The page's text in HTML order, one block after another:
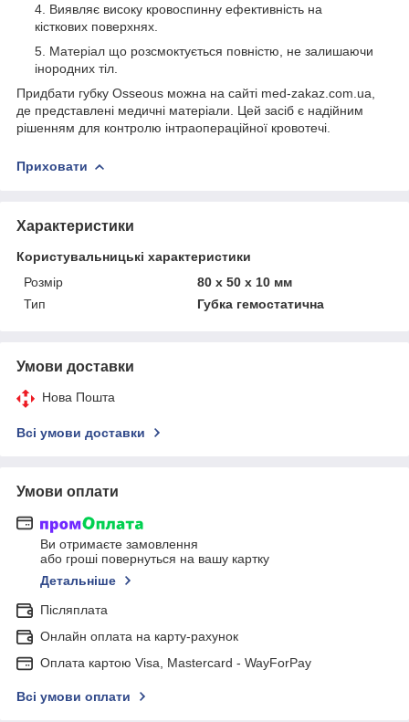
Виявляє високу кровоспинну ефективність на
кісткових поверхнях.
Матеріал що розсмоктується повністю, не залишаючи
інородних тіл.
Придбати губку Osseous можна на сайті med-zakaz.com.ua,
де представлені медичні матеріали. Цей засіб є надійним
рішенням для контролю інтраопераційної кровотечі.
Приховати
Характеристики
Користувальницькі характеристики
Розмір
80 x 50 x 10 мм
Тип
Губка гемостатична
Умови доставки
Нова Пошта
Всі умови доставки
Умови оплати
Ви отримаєте замовлення
або гроші повернуться на вашу картку
Детальніше
Післяплата
Онлайн оплата на карту-рахунок
Оплата картою Visa, Mastercard - WayForPay
Всі умови оплати